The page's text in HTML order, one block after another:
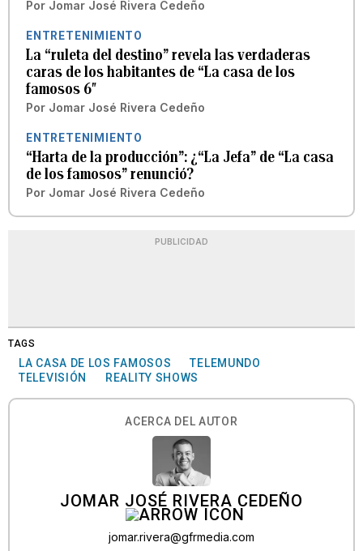
Por Jomar José Rivera Cedeño
ENTRETENIMIENTO
La “ruleta del destino” revela las verdaderas
caras de los habitantes de “La casa de los
famosos 6″
Por Jomar José Rivera Cedeño
ENTRETENIMIENTO
“Harta de la producción”: ¿“La Jefa” de “La casa
de los famosos” renunció?
Por Jomar José Rivera Cedeño
PUBLICIDAD
TAGS
LA CASA DE LOS FAMOSOS
TELEMUNDO
TELEVISIÓN
REALITY SHOWS
ACERCA DEL AUTOR
JOMAR JOSÉ RIVERA CEDEÑO
jomar.rivera@gfrmedia.com